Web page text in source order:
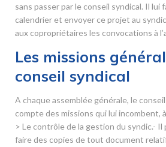
sans passer par le conseil syndical. Il lui
calendrier et envoyer ce projet au syndic
aux copropriétaires les convocations à
Les missions
conseil syndical
A chaque assemblée générale, le
compte des missions qui lui incombent,
> Le contrôle de la gestion du syndic.-
faire des copies de tout document